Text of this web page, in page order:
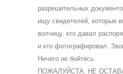
разрешительных
ищу свидетелей, которые
волчицу, кто давал
и кто фотографировал.
Ничего не бойтесь.
ПОЖАЛУЙСТА, НЕ